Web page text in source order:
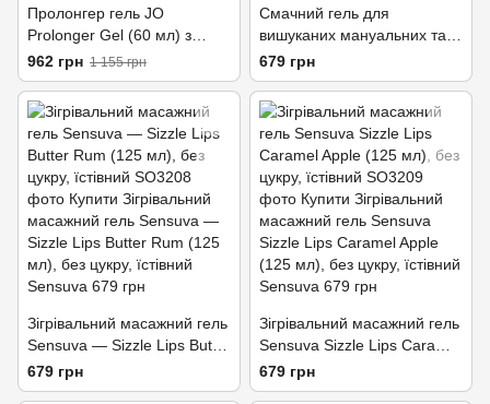
Пролонгер гель JO
Prolonger Gel (60 мл) з
олією перцевої м’яти,
гвоздикового перцю та
пачулів
962 грн 1 155 грн
Смачний гель для
вишуканих мануальних та
оральних пестощів Sensuva
- Handipop Mango Smoothie
125 мл
679 грн
Зігрівальний масажний гель
Sensuva — Sizzle Lips Butter
Rum (125 мл), без цукру,
їстівний
679 грн
Зігрівальний масажний гель
Sensuva Sizzle Lips Caramel
Apple (125 мл), без цукру,
їстівний
679 грн